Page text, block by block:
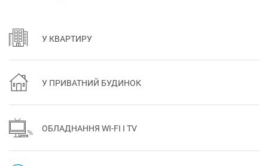
У КВАРТИРУ
У ПРИВАТНИЙ БУДИНОК
ОБЛАДНАННЯ WI-FI І TV